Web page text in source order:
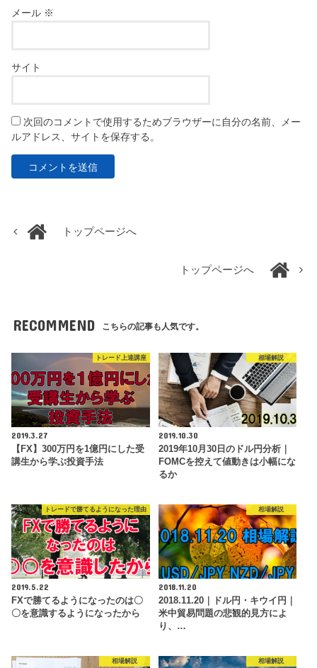
メール ※
サイト
次回のコメントで使用するためブラウザーに自分の名前、メー
ルアドレス、サイトを保存する。
トップページへ
トップページへ
RECOMMEND こちらの記事も人気です。
トレード上達講座
2019.3.27
【FX】300万円を1億円にした受
講生から学ぶ投資手法
相場解説
2019.10.30
2019年10月30日のドル円分析｜
FOMCを控えて値動きは小幅にな
るか
トレードで勝てるようになった理由
2019.5.22
FXで勝てるようになったのは〇
〇を意識するようになったから
相場解説
2018.11.20
2018.11.20｜ドル円・キウイ円｜
米中貿易問題の悲観的見方によ
り、…
相場解説 相場解説